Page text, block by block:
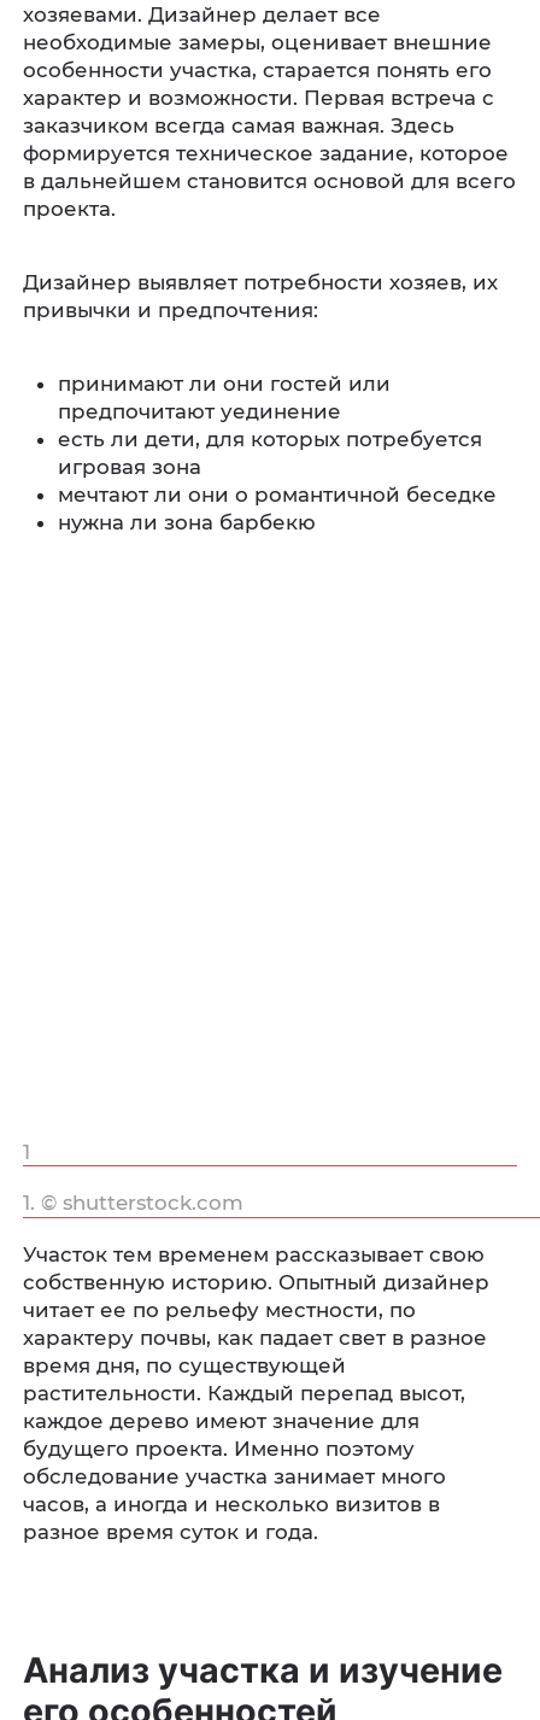
хозяевами. Дизайнер делает все
необходимые замеры, оценивает внешние
особенности участка, старается понять его
характер и возможности. Первая встреча с
заказчиком всегда самая важная. Здесь
формируется техническое задание, которое
в дальнейшем становится основой для всего
проекта.
Дизайнер выявляет потребности хозяев, их
привычки и предпочтения:
принимают ли они гостей или
предпочитают уединение
есть ли дети, для которых потребуется
игровая зона
мечтают ли они о романтичной беседке
нужна ли зона барбекю
1
Участок тем временем рассказывает свою
собственную историю. Опытный дизайнер
читает ее по рельефу местности, по
характеру почвы, как падает свет в разное
время дня, по существующей
растительности. Каждый перепад высот,
каждое дерево имеют значение для
будущего проекта. Именно поэтому
обследование участка занимает много
часов, а иногда и несколько визитов в
разное время суток и года.
1. © shutterstock.com
Анализ участка и изучение
его особенностей